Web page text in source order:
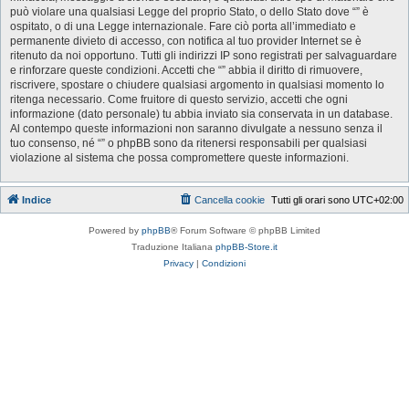
può violare una qualsiasi Legge del proprio Stato, o dello Stato dove “” è
ospitato, o di una Legge internazionale. Fare ciò porta all’immediato e
permanente divieto di accesso, con notifica al tuo provider Internet se è
ritenuto da noi opportuno. Tutti gli indirizzi IP sono registrati per salvaguardare
e rinforzare queste condizioni. Accetti che “” abbia il diritto di rimuovere,
riscrivere, spostare o chiudere qualsiasi argomento in qualsiasi momento lo
ritenga necessario. Come fruitore di questo servizio, accetti che ogni
informazione (dato personale) tu abbia inviato sia conservata in un database.
Al contempo queste informazioni non saranno divulgate a nessuno senza il
tuo consenso, né “” o phpBB sono da ritenersi responsabili per qualsiasi
violazione al sistema che possa compromettere queste informazioni.
Indice Tutti gli orari sono UTC+02:00
Cancella cookie
Powered by phpBB® Forum Software © phpBB Limited
Traduzione Italiana phpBB-Store.it
Privacy | Condizioni